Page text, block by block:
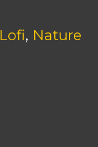
Lofi, Nature